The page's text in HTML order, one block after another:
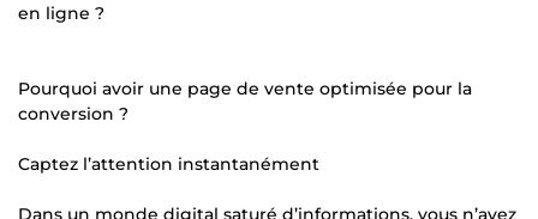
en ligne ?
Pourquoi avoir une page de vente optimisée pour la
conversion ?
Captez l’attention instantanément
Dans un monde digital saturé d’informations, vous n’avez